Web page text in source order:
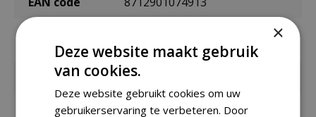
leverancier
Merk Gebr. de Boon
Geschikt voor vogels
×
Deze website maakt gebruik
van cookies.
Deze website gebruikt cookies om uw
gebruikerservaring te verbeteren. Door